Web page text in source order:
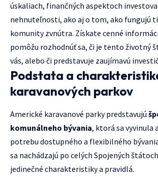
úskaliach, finančných aspektoch
nehnuteľnosti, ako aj o tom, ako fungujú
komunity zvnútra. Získate cenné
pomôžu rozhodnúť sa, či je tento životný
vás, alebo či predstavuje zaujímavú
Podstata a
karavanových parkov
Americké karavanové parky predstavujú
komunálneho bývania, ktorá sa vyvinula
potrebu dostupného a flexibilného
sa nachádzajú po celých Spojených
jedinečné charakteristiky a pravidlá.